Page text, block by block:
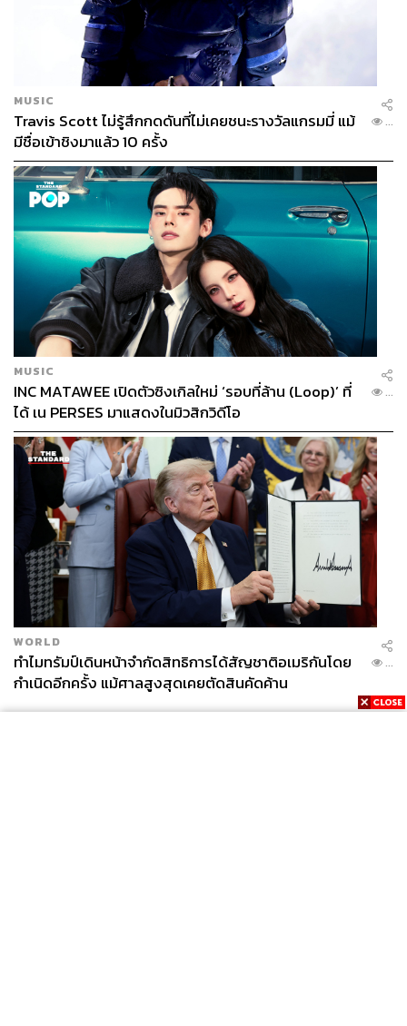
MUSIC
Travis Scott ไม่รู้สึกกดดันที่ไม่เคยชนะรางวัลแกรมมี่ แม้
มีชื่อเข้าชิงมาแล้ว 10 ครั้ง
...
MUSIC
INC MATAWEE เปิดตัวซิงเกิลใหม่ ‘รอบที่ล้าน (Loop)’ ที่
ได้ เน PERSES มาแสดงในมิวสิกวิดีโอ
...
WORLD
ทำไมทรัมป์เดินหน้าจำกัดสิทธิการได้สัญชาติอเมริกันโดย
กำเนิดอีกครั้ง แม้ศาลสูงสุดเคยตัดสินคัดค้าน
...